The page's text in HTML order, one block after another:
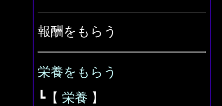
報酬をもらう
栄養をもらう
┗【 栄養 】